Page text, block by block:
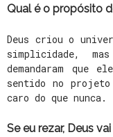
Qual é o propósito
Deus criou o
simplicidade,
demandaram que
sentido no
caro do que nunca.
Se eu rezar, Deus